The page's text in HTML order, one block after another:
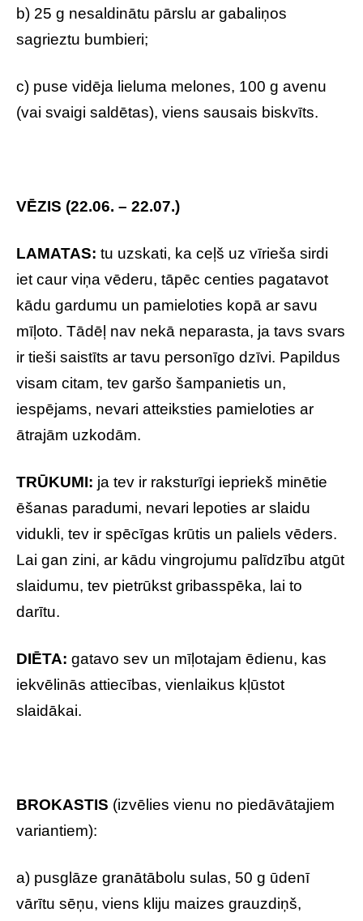
b) 25 g nesaldinātu pārslu ar gabaliņos
sagrieztu bumbieri;
c) puse vidēja lieluma melones, 100 g avenu
(vai svaigi saldētas), viens sausais biskvīts.
VĒZIS (22.06. – 22.07.)
LAMATAS: tu uzskati, ka ceļš uz vīrieša sirdi
iet caur viņa vēderu, tāpēc centies pagatavot
kādu gardumu un pamieloties kopā ar savu
mīļoto. Tādēļ nav nekā neparasta, ja tavs svars
ir tieši saistīts ar tavu personīgo dzīvi. Papildus
visam citam, tev garšo šampanietis un,
iespējams, nevari atteiksties pamieloties ar
ātrajām uzkodām.
TRŪKUMI: ja tev ir raksturīgi iepriekš minētie
ēšanas paradumi, nevari lepoties ar slaidu
vidukli, tev ir spēcīgas krūtis un paliels vēders.
Lai gan zini, ar kādu vingrojumu palīdzību atgūt
slaidumu, tev pietrūkst gribasspēka, lai to
darītu.
DIĒTA: gatavo sev un mīļotajam ēdienu, kas
iekvēlinās attiecības, vienlaikus kļūstot
slaidākai.
BROKASTIS (izvēlies vienu no piedāvātajiem
variantiem):
a) pusglāze granātābolu sulas, 50 g ūdenī
vārītu sēņu, viens kliju maizes grauzdiņš,